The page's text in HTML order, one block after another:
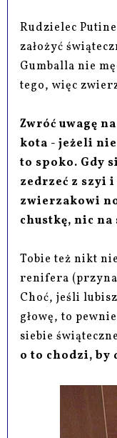
Rudzielec
założyć
Gumballa nie
tego, więc
Zwróć uwagę
kota - jeżeli
to spoko. Gdy
zedrzeć z szyi
zwierzakowi
chustkę, nic na
Tobie też nikt
renifera
Choć, jeśli
głowę, to
siebie
o to chodzi, by